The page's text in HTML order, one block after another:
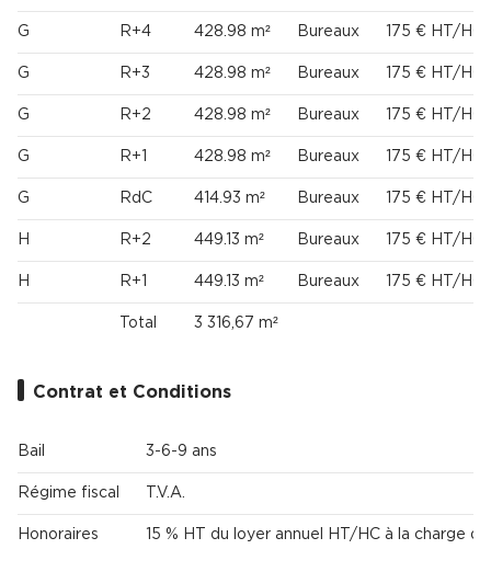
G R+4 428.98 m² Bureaux 175 € HT/
G R+3 428.98 m² Bureaux 175 € HT/
G R+2 428.98 m² Bureaux 175 € HT/
G R+1 428.98 m² Bureaux 175 € HT/
G RdC 414.93 m² Bureaux 175 € HT/
H R+2 449.13 m² Bureaux 175 € HT/
H R+1 449.13 m² Bureaux 175 € HT/
Total 3 316,67 m²
Contrat et Conditions
Bail 3-6-9 ans
Régime fiscal T.V.A.
Honoraires 15 % HT du loyer annuel HT/HC à la charge